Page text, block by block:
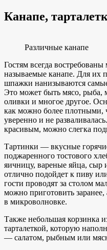
Канапе,
Различные канапе
Гостям всегда
называемые канапе. Для их
шпажки нанизываются
Это может быть мясо, рыба,
оливки и многое другое.
как можно более плотными,
уверенно и не
красивым, можно слегка
Тартинки — вкусные
поджаренного тостового
яичницу, вареные яйца, сыр
отлично подойдет к пиву
гости проводят за столом
можно приготовить заранее,
в микроволновке.
Также небольшая корзинка
тарталеткой, которую
— салатом, рыбным или